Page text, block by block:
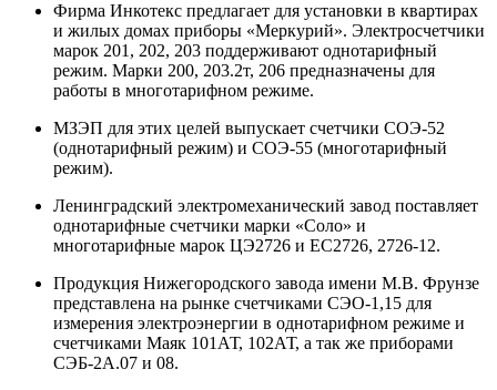
Фирма Инкотекс предлагает для установки в квартирах
и жилых домах приборы «Меркурий». Электросчетчики
марок 201, 202, 203 поддерживают однотарифный
режим. Марки 200, 203.2т, 206 предназначены для
работы в многотарифном режиме.
МЗЭП для этих целей выпускает счетчики СОЭ-52
(однотарифный режим) и СОЭ-55 (многотарифный
режим).
Ленинградский электромеханический завод поставляет
однотарифные счетчики марки «Соло» и
многотарифные марок ЦЭ2726 и ЕС2726, 2726-12.
Продукция Нижегородского завода имени М.В. Фрунзе
представлена на рынке счетчиками СЭО-1,15 для
измерения электроэнергии в однотарифном режиме и
счетчиками Маяк 101АТ, 102АТ, а так же приборами
СЭБ-2А.07 и 08.